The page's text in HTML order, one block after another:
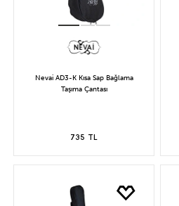
Nevai AD3-K Kısa Sap Bağlama
Taşıma Çantası
735 TL